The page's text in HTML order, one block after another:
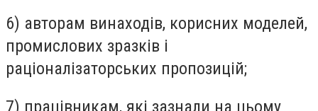
6) авторам винаходів, корисних моделей,
промислових зразків і
раціоналізаторських пропозицій;
7) працівникам, які зазнали на цьому